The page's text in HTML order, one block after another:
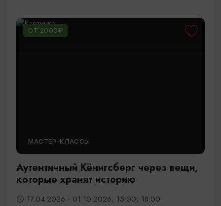
ОТ 2000₽
МАСТЕР-КЛАССЫ
Аутентичный Кёнигсберг через вещи,
которые хранят историю
17.04.2026 - 01.10.2026, 15:00, 18:00